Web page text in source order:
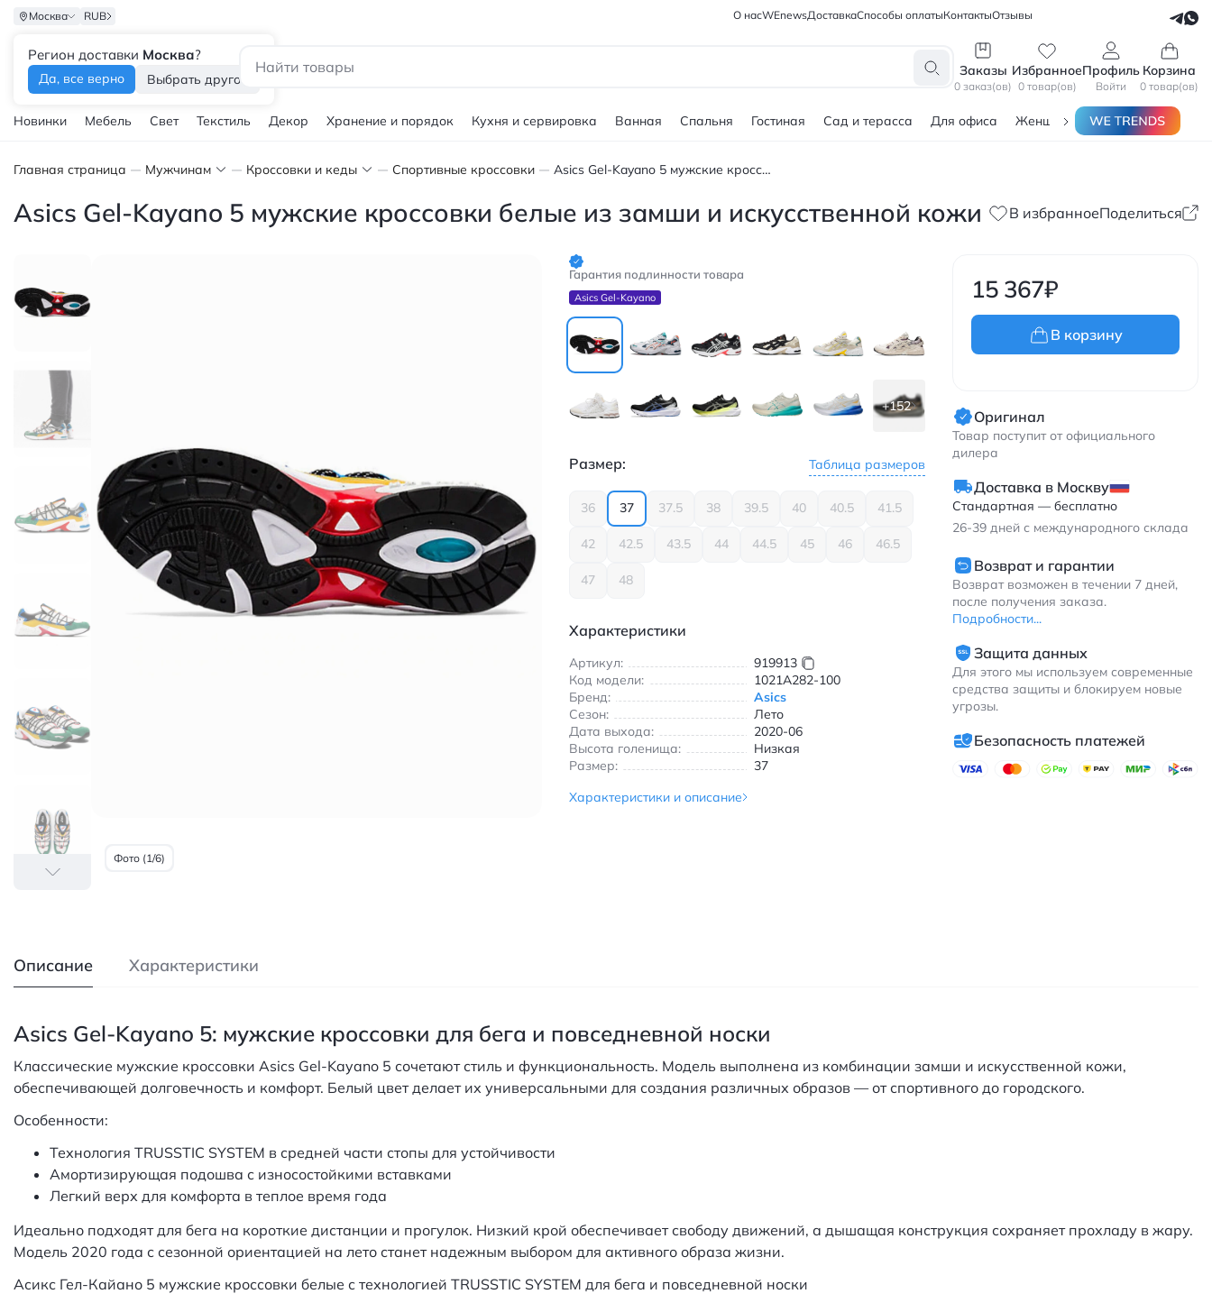
Москва
Регион доставки Москва?
Да, все верно Выбрать другой
RUB О насWEnewsДоставкаСпособы оплатыКонтактыОтзывы
Заказы
0 заказ(ов)
Избранное
0 товар(ов)
Профиль
Войти
Корзина
0 товар(ов)
Новинки Мебель Свет Текстиль Декор Хранение и порядок Кухня и сервировка Ванная Спальня Гостиная Сад и терасса Для офиса Женщинам Мужчинам
Главная страница Мужчинам Кроссовки и кеды Спортивные кроссовки Asics Gel-Kayano 5 мужские кроссовки белые из замши и искусственной кожи
Asics Gel-Kayano 5 мужские кроссовки белые из замши и искусственной кожи В избранноеПоделиться
Фото (1/6)
Гарантия подлинности товара
Asics Gel-Kayano
+152
Размер: Таблица размеров
36 37 37.5 38 39.5 40 40.5 41.5
42 42.5 43.5 44 44.5 45 46 46.5
47 48
Характеристики
Артикул:
919913
Код модели:
1021A282-100
Бренд:
Asics
Сезон:
Лето
Дата выхода:
2020-06
Высота голенища:
Низкая
Размер:
37
Характеристики и описание
15 367₽
В корзину
Оригинал
Товар поступит от официального
дилера
Доставка в Москву
Стандартная — бесплатно
26-39 дней с международного склада
Возврат и гарантии
Возврат возможен в течении 7 дней,
после получения заказа.
Подробности...
Защита данных
Для этого мы используем современные
средства защиты и блокируем новые
угрозы.
Безопасность платежей
Описание Характеристики
Asics Gel-Kayano 5: мужские кроссовки для бега и повседневной носки
Классические мужские кроссовки Asics Gel-Kayano 5 сочетают стиль и функциональность. Модель выполнена из комбинации замши и искусственной кожи,
обеспечивающей долговечность и комфорт. Белый цвет делает их универсальными для создания различных образов — от спортивного до городского.
Особенности:
Технология TRUSSTIC SYSTEM в средней части стопы для устойчивости
Амортизирующая подошва с износостойкими вставками
Легкий верх для комфорта в теплое время года
Идеально подходят для бега на короткие дистанции и прогулок. Низкий крой обеспечивает свободу движений, а дышащая конструкция сохраняет прохладу в жару.
Модель 2020 года с сезонной ориентацией на лето станет надежным выбором для активного образа жизни.
Асикс Гел-Кайано 5 мужские кроссовки белые с технологией TRUSSTIC SYSTEM для бега и повседневной носки